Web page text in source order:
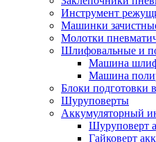
Инструмент
Машинки
Молотки
Шлифовальные и
Машина
Машина
Блоки подготовки
Шуруповерты
Аккумуляторный
Шуруповерт
Гайковерт